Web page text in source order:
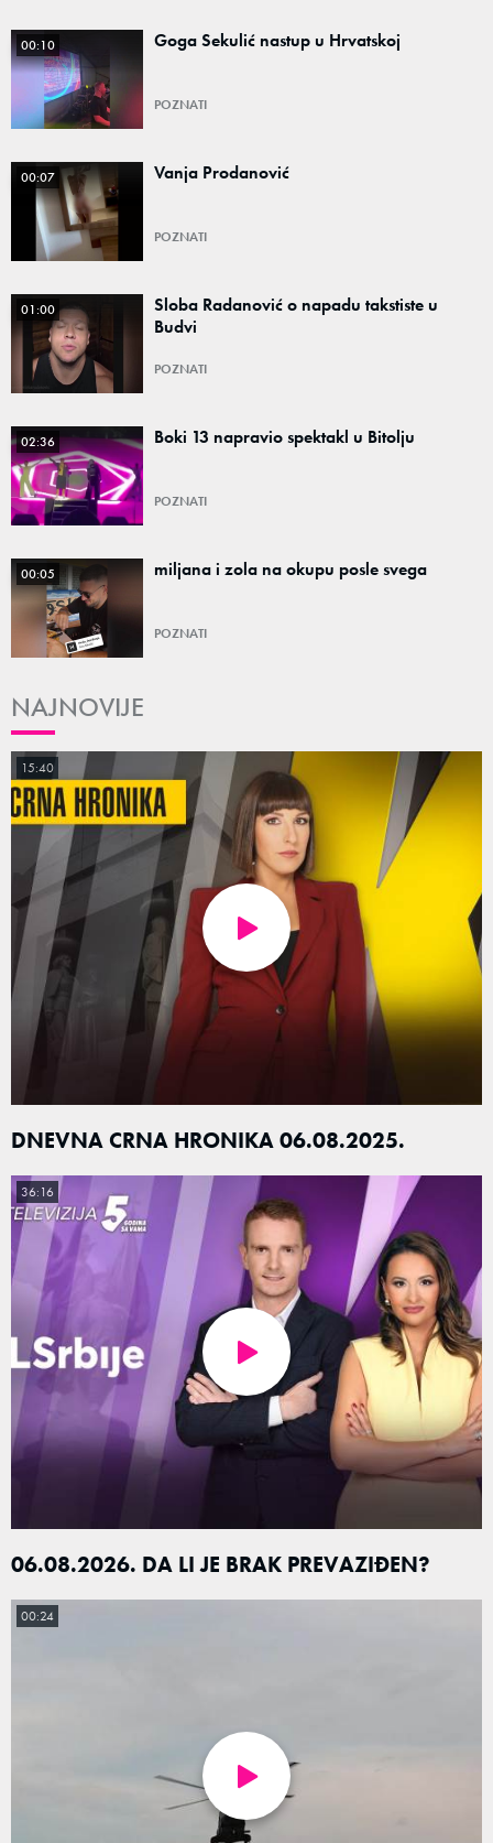
00:10 Goga Sekulić nastup u Hrvatskoj
POZNATI
00:07 Vanja Prodanović
POZNATI
01:00
Sloba Radanović o napadu takstiste u
Budvi
POZNATI
02:36 Boki 13 napravio spektakl u Bitolju
POZNATI
00:05 miljana i zola na okupu posle svega
POZNATI
NAJNOVIJE
DNEVNA CRNA HRONIKA 06.08.2025.
15:40
06.08.2026. DA LI JE BRAK PREVAZIĐEN?
36:16
00:24